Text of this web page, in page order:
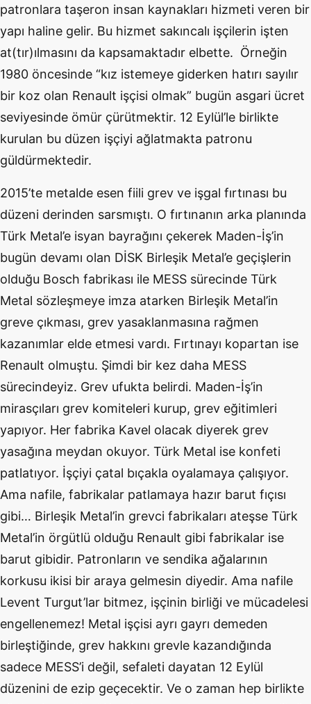
patronlara taşeron insan kaynakları hizmeti veren bir
yapı haline gelir. Bu hizmet sakıncalı işçilerin işten
at(tır)ılmasını da kapsamaktadır elbette. Örneğin
1980 öncesinde “kız istemeye giderken hatırı sayılır
bir koz olan Renault işçisi olmak” bugün asgari ücret
seviyesinde ömür çürütmektir. 12 Eylül’le birlikte
kurulan bu düzen işçiyi ağlatmakta patronu
güldürmektedir.
2015’te metalde esen fiili grev ve işgal fırtınası bu
düzeni derinden sarsmıştı. O fırtınanın arka planında
Türk Metal’e isyan bayrağını çekerek Maden-İş’in
bugün devamı olan DİSK Birleşik Metal’e geçişlerin
olduğu Bosch fabrikası ile MESS sürecinde Türk
Metal sözleşmeye imza atarken Birleşik Metal’in
greve çıkması, grev yasaklanmasına rağmen
kazanımlar elde etmesi vardı. Fırtınayı kopartan ise
Renault olmuştu. Şimdi bir kez daha MESS
sürecindeyiz. Grev ufukta belirdi. Maden-İş’in
mirasçıları grev komiteleri kurup, grev eğitimleri
yapıyor. Her fabrika Kavel olacak diyerek grev
yasağına meydan okuyor. Türk Metal ise konfeti
patlatıyor. İşçiyi çatal bıçakla oyalamaya çalışıyor.
Ama nafile, fabrikalar patlamaya hazır barut fıçısı
gibi… Birleşik Metal’in grevci fabrikaları ateşse Türk
Metal’in örgütlü olduğu Renault gibi fabrikalar ise
barut gibidir. Patronların ve sendika ağalarının
korkusu ikisi bir araya gelmesin diyedir. Ama nafile
Levent Turgut’lar bitmez, işçinin birliği ve mücadelesi
engellenemez! Metal işçisi ayrı gayrı demeden
birleştiğinde, grev hakkını grevle kazandığında
sadece MESS’i değil, sefaleti dayatan 12 Eylül
düzenini de ezip geçecektir. Ve o zaman hep birlikte